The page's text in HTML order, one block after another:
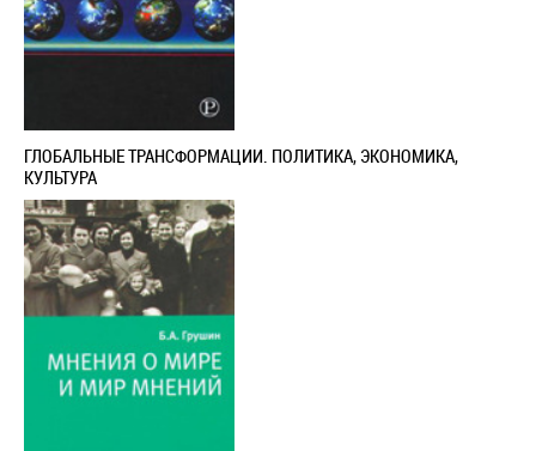
ГЛОБАЛЬНЫЕ ТРАНСФОРМАЦИИ. ПОЛИТИКА, ЭКОНОМИКА,
КУЛЬТУРА